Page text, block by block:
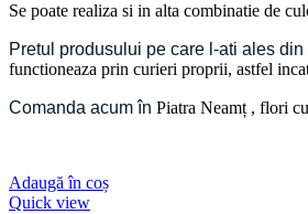
Se poate realiza si in alta combinatie de
Pretul produsului pe care l-ati ales din
functioneaza prin curieri proprii, astfel
Comanda acum în Piatra Neamț , flori cu
Adaugă în coș
Quick view